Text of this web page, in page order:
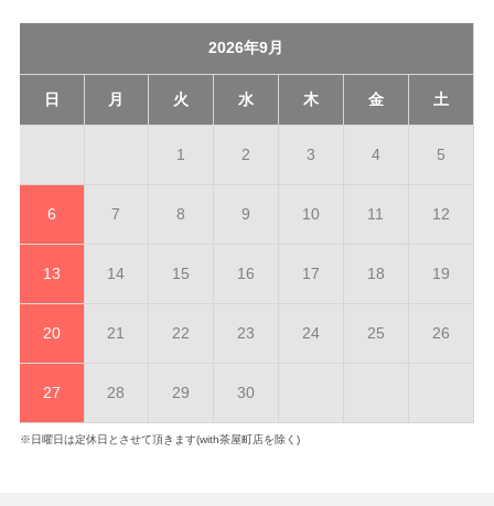
2026年9月
日 月 火 水 木 金 土
1 2 3 4 5
6 7 8 9 10 11 12
13 14 15 16 17 18 19
20 21 22 23 24 25 26
27 28 29 30
※日曜日は定休日とさせて頂きます(with茶屋町店を除く)